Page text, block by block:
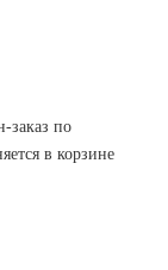
заказ по
в корзине